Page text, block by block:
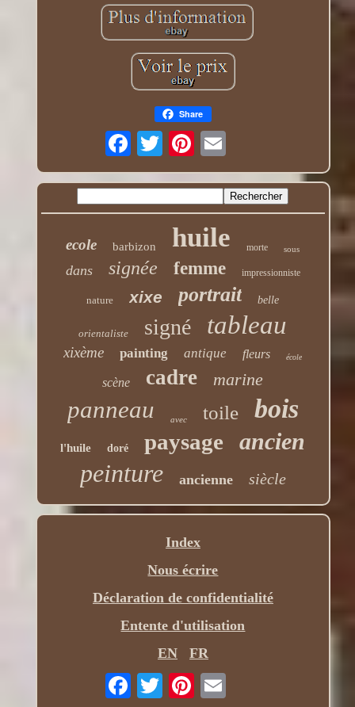
Share
ecole barbizon huile morte sous
dans signée femme impressionniste
nature xixe portrait belle
orientaliste signé tableau
xixème painting antique fleurs école
scène cadre marine
panneau avec toile bois
l'huile doré paysage ancien
peinture ancienne siècle
Index
Nous écrire
Déclaration de confidentialité
Entente d'utilisation
EN
FR